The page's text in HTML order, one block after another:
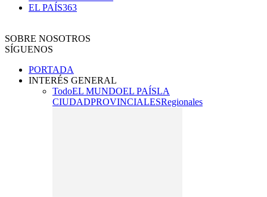
EL PAÍS363
SOBRE NOSOTROS
SÍGUENOS
PORTADA
INTERÉS GENERAL
TodoEL MUNDOEL PAÍSLA
CIUDADPROVINCIALESRegionales